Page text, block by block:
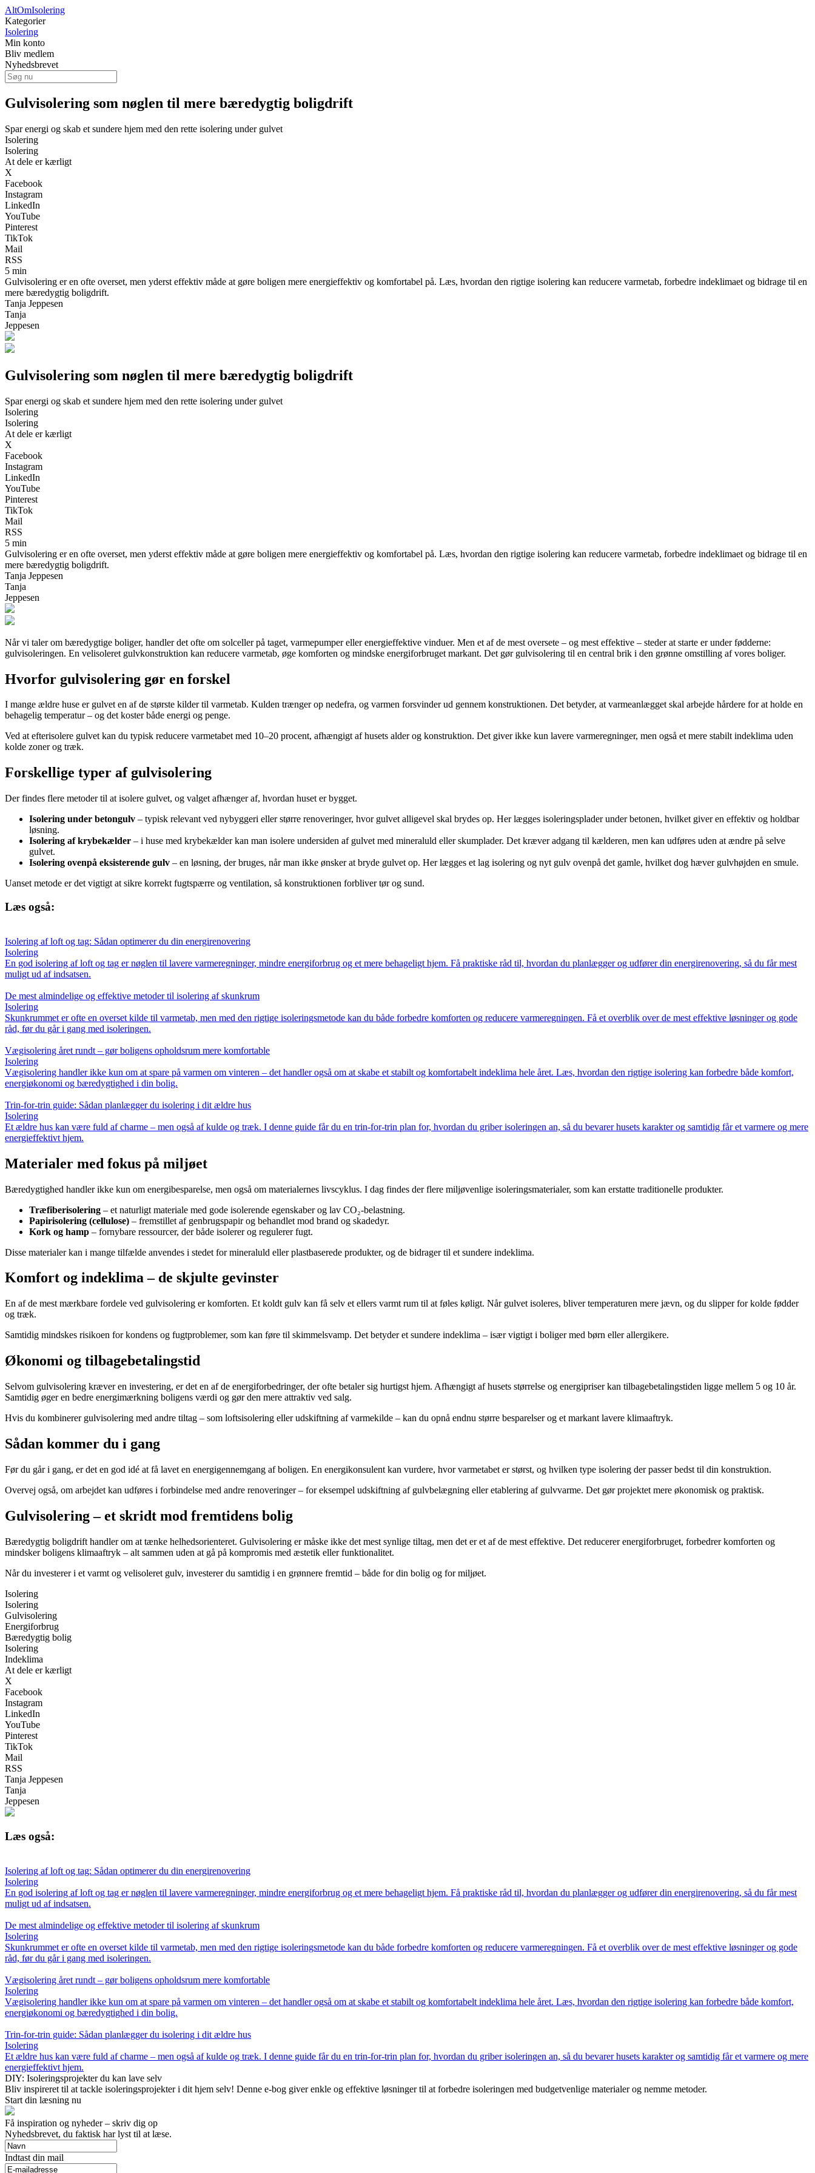
AltOmIsolering
Kategorier
Isolering
Min konto
Bliv medlem
Nyhedsbrevet
Gulvisolering som nøglen til mere bæredygtig boligdrift
Spar energi og skab et sundere hjem med den rette isolering under gulvet
Isolering
Isolering
At dele er kærligt
X
Facebook
Instagram
LinkedIn
YouTube
Pinterest
TikTok
Mail
RSS
5 min
Gulvisolering er en ofte overset, men yderst effektiv måde at gøre boligen mere energieffektiv og komfortabel på. Læs, hvordan den rigtige isolering kan reducere varmetab, forbedre indeklimaet og bidrage til en
mere bæredygtig boligdrift.
Tanja Jeppesen
Tanja
Jeppesen
Gulvisolering som nøglen til mere bæredygtig boligdrift
Spar energi og skab et sundere hjem med den rette isolering under gulvet
Isolering
Isolering
At dele er kærligt
X
Facebook
Instagram
LinkedIn
YouTube
Pinterest
TikTok
Mail
RSS
5 min
Gulvisolering er en ofte overset, men yderst effektiv måde at gøre boligen mere energieffektiv og komfortabel på. Læs, hvordan den rigtige isolering kan reducere varmetab, forbedre indeklimaet og bidrage til en
mere bæredygtig boligdrift.
Tanja Jeppesen
Tanja
Jeppesen
Når vi taler om bæredygtige boliger, handler det ofte om solceller på taget, varmepumper eller energieffektive vinduer. Men et af de mest oversete – og mest effektive – steder at starte er under fødderne:
gulvisoleringen. En velisoleret gulvkonstruktion kan reducere varmetab, øge komforten og mindske energiforbruget markant. Det gør gulvisolering til en central brik i den grønne omstilling af vores boliger.
Hvorfor gulvisolering gør en forskel
I mange ældre huse er gulvet en af de største kilder til varmetab. Kulden trænger op nedefra, og varmen forsvinder ud gennem konstruktionen. Det betyder, at varmeanlægget skal arbejde hårdere for at holde en
behagelig temperatur – og det koster både energi og penge.
Ved at efterisolere gulvet kan du typisk reducere varmetabet med 10–20 procent, afhængigt af husets alder og konstruktion. Det giver ikke kun lavere varmeregninger, men også et mere stabilt indeklima uden
kolde zoner og træk.
Forskellige typer af gulvisolering
Der findes flere metoder til at isolere gulvet, og valget afhænger af, hvordan huset er bygget.
Isolering under betongulv – typisk relevant ved nybyggeri eller større renoveringer, hvor gulvet alligevel skal brydes op. Her lægges isoleringsplader under betonen, hvilket giver en effektiv og holdbar
løsning.
Isolering af krybekælder – i huse med krybekælder kan man isolere undersiden af gulvet med mineraluld eller skumplader. Det kræver adgang til kælderen, men kan udføres uden at ændre på selve
gulvet.
Isolering ovenpå eksisterende gulv – en løsning, der bruges, når man ikke ønsker at bryde gulvet op. Her lægges et lag isolering og nyt gulv ovenpå det gamle, hvilket dog hæver gulvhøjden en smule.
Uanset metode er det vigtigt at sikre korrekt fugtspærre og ventilation, så konstruktionen forbliver tør og sund.
Læs også:
Isolering af loft og tag: Sådan optimerer du din energirenovering
Isolering
En god isolering af loft og tag er nøglen til lavere varmeregninger, mindre energiforbrug og et mere behageligt hjem. Få praktiske råd til, hvordan du planlægger og udfører din energirenovering, så du får mest
muligt ud af indsatsen.
De mest almindelige og effektive metoder til isolering af skunkrum
Isolering
Skunkrummet er ofte en overset kilde til varmetab, men med den rigtige isoleringsmetode kan du både forbedre komforten og reducere varmeregningen. Få et overblik over de mest effektive løsninger og gode
råd, før du går i gang med isoleringen.
Vægisolering året rundt – gør boligens opholdsrum mere komfortable
Isolering
Vægisolering handler ikke kun om at spare på varmen om vinteren – det handler også om at skabe et stabilt og komfortabelt indeklima hele året. Læs, hvordan den rigtige isolering kan forbedre både komfort,
energiøkonomi og bæredygtighed i din bolig.
Trin-for-trin guide: Sådan planlægger du isolering i dit ældre hus
Isolering
Et ældre hus kan være fuld af charme – men også af kulde og træk. I denne guide får du en trin-for-trin plan for, hvordan du griber isoleringen an, så du bevarer husets karakter og samtidig får et varmere og mere
energieffektivt hjem.
Materialer med fokus på miljøet
Bæredygtighed handler ikke kun om energibesparelse, men også om materialernes livscyklus. I dag findes der flere miljøvenlige isoleringsmaterialer, som kan erstatte traditionelle produkter.
Træfiberisolering – et naturligt materiale med gode isolerende egenskaber og lav CO₂-belastning.
Papirisolering (cellulose) – fremstillet af genbrugspapir og behandlet mod brand og skadedyr.
Kork og hamp – fornybare ressourcer, der både isolerer og regulerer fugt.
Disse materialer kan i mange tilfælde anvendes i stedet for mineraluld eller plastbaserede produkter, og de bidrager til et sundere indeklima.
Komfort og indeklima – de skjulte gevinster
En af de mest mærkbare fordele ved gulvisolering er komforten. Et koldt gulv kan få selv et ellers varmt rum til at føles køligt. Når gulvet isoleres, bliver temperaturen mere jævn, og du slipper for kolde fødder
og træk.
Samtidig mindskes risikoen for kondens og fugtproblemer, som kan føre til skimmelsvamp. Det betyder et sundere indeklima – især vigtigt i boliger med børn eller allergikere.
Økonomi og tilbagebetalingstid
Selvom gulvisolering kræver en investering, er det en af de energiforbedringer, der ofte betaler sig hurtigst hjem. Afhængigt af husets størrelse og energipriser kan tilbagebetalingstiden ligge mellem 5 og 10 år.
Samtidig øger en bedre energimærkning boligens værdi og gør den mere attraktiv ved salg.
Hvis du kombinerer gulvisolering med andre tiltag – som loftsisolering eller udskiftning af varmekilde – kan du opnå endnu større besparelser og et markant lavere klimaaftryk.
Sådan kommer du i gang
Før du går i gang, er det en god idé at få lavet en energigennemgang af boligen. En energikonsulent kan vurdere, hvor varmetabet er størst, og hvilken type isolering der passer bedst til din konstruktion.
Overvej også, om arbejdet kan udføres i forbindelse med andre renoveringer – for eksempel udskiftning af gulvbelægning eller etablering af gulvvarme. Det gør projektet mere økonomisk og praktisk.
Gulvisolering – et skridt mod fremtidens bolig
Bæredygtig boligdrift handler om at tænke helhedsorienteret. Gulvisolering er måske ikke det mest synlige tiltag, men det er et af de mest effektive. Det reducerer energiforbruget, forbedrer komforten og
mindsker boligens klimaaftryk – alt sammen uden at gå på kompromis med æstetik eller funktionalitet.
Når du investerer i et varmt og velisoleret gulv, investerer du samtidig i en grønnere fremtid – både for din bolig og for miljøet.
Isolering
Isolering
Gulvisolering
Energiforbrug
Bæredygtig bolig
Isolering
Indeklima
At dele er kærligt
X
Facebook
Instagram
LinkedIn
YouTube
Pinterest
TikTok
Mail
RSS
Tanja Jeppesen
Tanja
Jeppesen
Læs også:
Isolering af loft og tag: Sådan optimerer du din energirenovering
Isolering
En god isolering af loft og tag er nøglen til lavere varmeregninger, mindre energiforbrug og et mere behageligt hjem. Få praktiske råd til, hvordan du planlægger og udfører din energirenovering, så du får mest
muligt ud af indsatsen.
De mest almindelige og effektive metoder til isolering af skunkrum
Isolering
Skunkrummet er ofte en overset kilde til varmetab, men med den rigtige isoleringsmetode kan du både forbedre komforten og reducere varmeregningen. Få et overblik over de mest effektive løsninger og gode
råd, før du går i gang med isoleringen.
Vægisolering året rundt – gør boligens opholdsrum mere komfortable
Isolering
Vægisolering handler ikke kun om at spare på varmen om vinteren – det handler også om at skabe et stabilt og komfortabelt indeklima hele året. Læs, hvordan den rigtige isolering kan forbedre både komfort,
energiøkonomi og bæredygtighed i din bolig.
Trin-for-trin guide: Sådan planlægger du isolering i dit ældre hus
Isolering
Et ældre hus kan være fuld af charme – men også af kulde og træk. I denne guide får du en trin-for-trin plan for, hvordan du griber isoleringen an, så du bevarer husets karakter og samtidig får et varmere og mere
energieffektivt hjem.
DIY: Isoleringsprojekter du kan lave selv
Bliv inspireret til at tackle isoleringsprojekter i dit hjem selv! Denne e-bog giver enkle og effektive løsninger til at forbedre isoleringen med budgetvenlige materialer og nemme metoder.
Start din læsning nu
Få inspiration og nyheder – skriv dig op
Nyhedsbrevet, du faktisk har lyst til at læse.
Indtast din mail